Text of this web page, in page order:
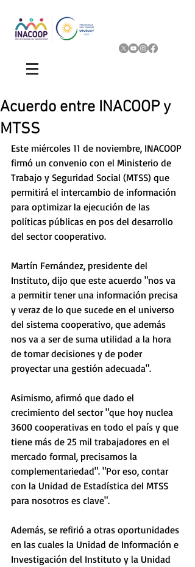
Acuerdo entre INACOOP y
MTSS
Este miércoles 11 de noviembre, INACOOP
firmó un convenio con el Ministerio de
Trabajo y Seguridad Social (MTSS) que
permitirá el intercambio de información
para optimizar la ejecución de las
políticas públicas en pos del desarrollo
del sector cooperativo.
Martín Fernández, presidente del
Instituto, dijo que este acuerdo "nos va
a permitir tener una información precisa
y veraz de lo que sucede en el universo
del sistema cooperativo, que además
nos va a ser de suma utilidad a la hora
de tomar decisiones y de poder
proyectar una gestión adecuada".
Asimismo, afirmó que dado el
crecimiento del sector "que hoy nuclea
3600 cooperativas en todo el país y que
tiene más de 25 mil trabajadores en el
mercado formal, precisamos la
complementariedad". "Por eso, contar
con la Unidad de Estadística del MTSS
para nosotros es clave".
Además, se refirió a otras oportunidades
en las cuales la Unidad de Información e
Investigación del Instituto y la Unidad